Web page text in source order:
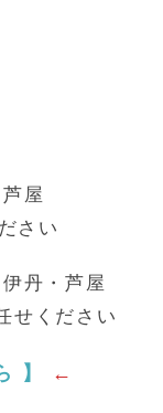
屋
さい
丹・芦屋
せください
】 ←